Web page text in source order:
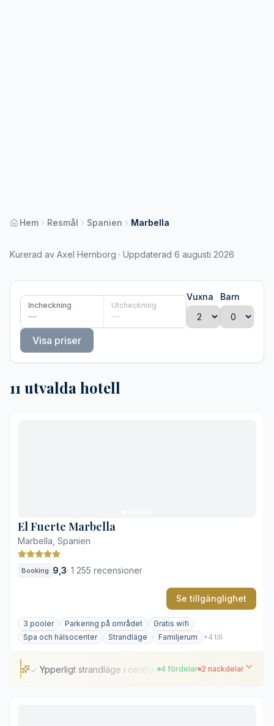
Hem Resmål Spanien Marbella
Kurerad av Axel Hernborg · Uppdaterad 6 augusti 2026
Incheckning
—
Utcheckning
—
Vuxna Barn
Visa priser
11 utvalda hotell
El Fuerte Marbella
Marbella, Spanien
Booking 9,3· 1 255 recensioner
Se tillgänglighet
3 pooler Parkering på området
Gratis wifi
Spa och hälsocenter
Strandläge Familjerum +4 till
Ypperligt strandläge i centrum4 fördelar 2 nackdelar